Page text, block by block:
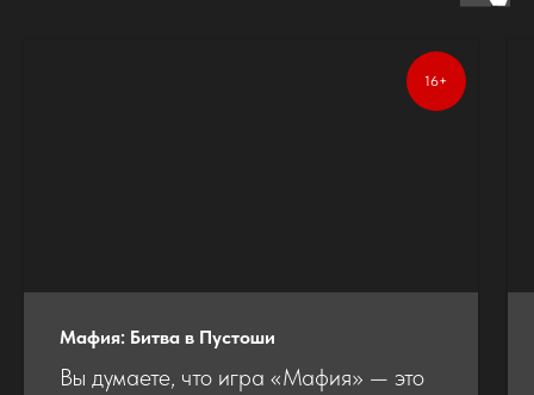
16+
Мафия: Битва в Пустоши
Вы думаете, что игра «Мафия» — это